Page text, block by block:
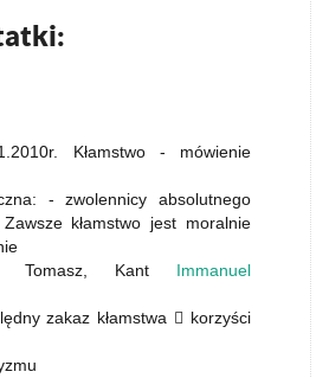
Kłamstwo - mówienie
- zwolennicy absolutnego
kłamstwo jest moralnie
Tomasz, Kant Immanuel
zakaz kłamstwa  korzyści